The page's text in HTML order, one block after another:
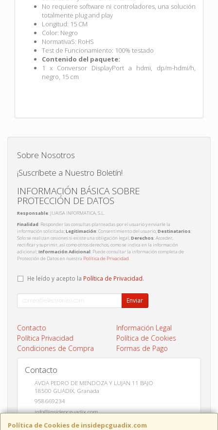
No requiere software ni controladores, una solución
totalmente plug and play
Longitud: 15 CM
Color: Negro
NormativaS: RoHS
Test de Funcionamiento: 100% testado
Contenido del paquete:
1 x Conversor DisplayPort a hdmi, dp/m-hdmi/h,
negro, 15 cm
Política de Cookies de insidepcguadix.com
Sobre Nosotros
¡Suscríbete a Nuestro Boletín!
INFORMACIÓN BÁSICA SOBRE
PROTECCIÓN DE DATOS
Responsable: JUAISA INFORMATICA, S.L.
Finalidad: Responder las consultas planteadas por el usuario y enviarle la
información solicitada;Legitimación: Consentimiento del usuario;Destinatarios:
Solo se realizan cesiones si existe una obligación legal;Derechos: Acceder,
rectificar y suprimir, así como otros derechos, como se indica en la información
adicional;Información Adicional: Puede consultar la información completa de
Protección de Datos en nuestra Política de Privacidad.
He leído y acepto la Política de Privacidad.
Enviar
Contacto
Información Legal
Política Privacidad
Política de Cookies
Condiciones de Compra
Formas de Pago
Contacto
AVDA PEDRO DE MENDOZA Y LUJAN 11 BAJO
18500 GUADIX, Granada
958669234
info@insidepcguadix.com